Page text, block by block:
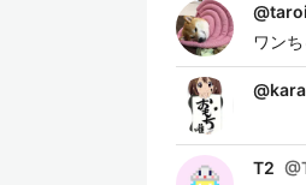
@
ワン
@
T2 @